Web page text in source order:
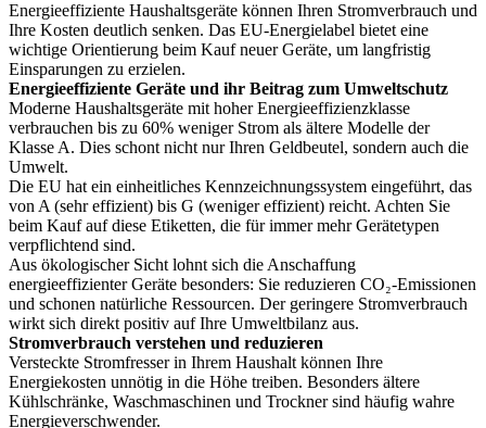
Energieeffiziente Haushaltsgeräte können Ihren Stromverbrauch und
Ihre Kosten deutlich senken. Das EU-Energielabel bietet eine
wichtige Orientierung beim Kauf neuer Geräte, um langfristig
Einsparungen zu erzielen.
Energieeffiziente Geräte und ihr Beitrag zum Umweltschutz
Moderne Haushaltsgeräte mit hoher Energieeffizienzklasse
verbrauchen bis zu 60% weniger Strom als ältere Modelle der
Klasse A. Dies schont nicht nur Ihren Geldbeutel, sondern auch die
Umwelt.
Die EU hat ein einheitliches Kennzeichnungssystem eingeführt, das
von A (sehr effizient) bis G (weniger effizient) reicht. Achten Sie
beim Kauf auf diese Etiketten, die für immer mehr Gerätetypen
verpflichtend sind.
Aus ökologischer Sicht lohnt sich die Anschaffung
energieeffizienter Geräte besonders: Sie reduzieren CO₂-Emissionen
und schonen natürliche Ressourcen. Der geringere Stromverbrauch
wirkt sich direkt positiv auf Ihre Umweltbilanz aus.
Stromverbrauch verstehen und reduzieren
Versteckte Stromfresser in Ihrem Haushalt können Ihre
Energiekosten unnötig in die Höhe treiben. Besonders ältere
Kühlschränke, Waschmaschinen und Trockner sind häufig wahre
Energieverschwender.